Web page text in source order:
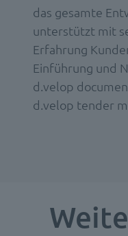
das gesamte
unterstützt mit
Erfahrung
Einführung und
d.velop
d.velop tender